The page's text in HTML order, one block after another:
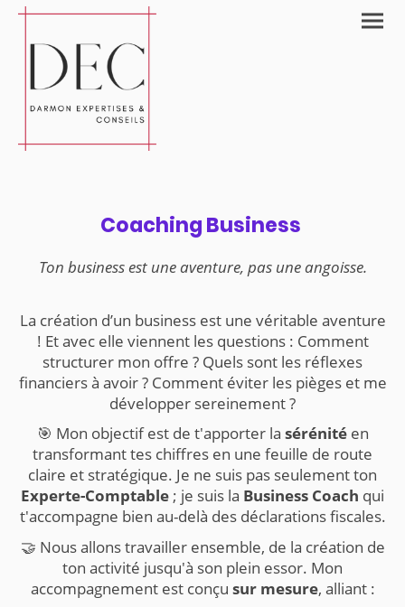
Coaching Business
Ton business est une aventure, pas une angoisse.
La création d’un business est une véritable aventure
! Et avec elle viennent les questions : Comment
structurer mon offre ? Quels sont les réflexes
financiers à avoir ? Comment éviter les pièges et me
développer sereinement ?
🎯 Mon objectif est de t'apporter la sérénitéen
transformant tes chiffres en une feuille de route
claire et stratégique. Je ne suis pas seulement ton
Experte-Comptable ; je suis la Business Coach qui
t'accompagne bien au-delà des déclarations fiscales.
🤝 Nous allons travailler ensemble, de la création de
ton activité jusqu'à son plein essor. Mon
accompagnement est conçu sur mesure, alliant :